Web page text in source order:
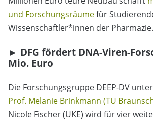
und Forschungsräumefür
Wissenschaftler*innen der Pharmazie.
► DFG fördert DNA-Viren-
Mio. Euro
Die Forschungsgruppe DEEP-DV
Prof. Melanie Brinkmann (TU
Nicole Fischer (UKE) wird für vier